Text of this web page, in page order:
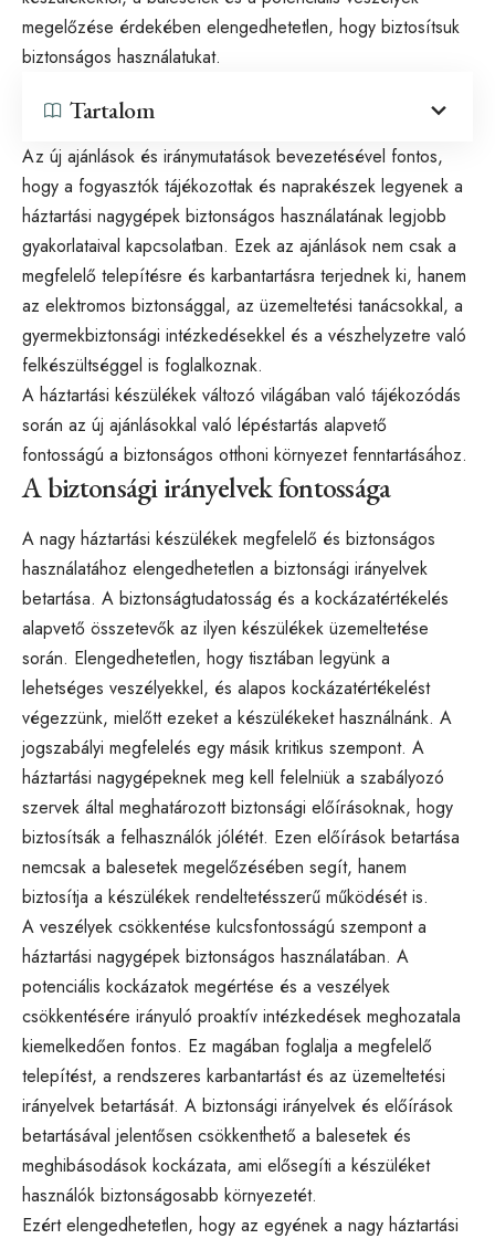
megelőzése érdekében elengedhetetlen, hogy biztosítsuk
biztonságos használatukat.
Tartalom
Az új ajánlások és iránymutatások bevezetésével fontos,
hogy a fogyasztók tájékozottak és naprakészek legyenek a
háztartási nagygépek biztonságos használatának legjobb
gyakorlataival kapcsolatban. Ezek az ajánlások nem csak a
megfelelő telepítésre és karbantartásra terjednek ki, hanem
az elektromos biztonsággal, az üzemeltetési tanácsokkal, a
gyermekbiztonsági intézkedésekkel és a vészhelyzetre való
felkészültséggel is foglalkoznak.
A háztartási készülékek változó világában való tájékozódás
során az új ajánlásokkal való lépéstartás alapvető
fontosságú a biztonságos otthoni környezet fenntartásához.
A biztonsági irányelvek fontossága
A nagy háztartási készülékek megfelelő és biztonságos
használatához elengedhetetlen a biztonsági irányelvek
betartása. A biztonságtudatosság és a kockázatértékelés
alapvető összetevők az ilyen készülékek üzemeltetése
során. Elengedhetetlen, hogy tisztában legyünk a
lehetséges veszélyekkel, és alapos kockázatértékelést
végezzünk, mielőtt ezeket a készülékeket használnánk. A
jogszabályi megfelelés egy másik kritikus szempont. A
háztartási nagygépeknek meg kell felelniük a szabályozó
szervek által meghatározott biztonsági előírásoknak, hogy
biztosítsák a felhasználók jólétét. Ezen előírások betartása
nemcsak a balesetek megelőzésében segít, hanem
biztosítja a készülékek rendeltetésszerű működését is.
A veszélyek csökkentése kulcsfontosságú szempont a
háztartási nagygépek biztonságos használatában. A
potenciális kockázatok megértése és a veszélyek
csökkentésére irányuló proaktív intézkedések meghozatala
kiemelkedően fontos. Ez magában foglalja a megfelelő
telepítést, a rendszeres karbantartást és az üzemeltetési
irányelvek betartását. A biztonsági irányelvek és előírások
betartásával jelentősen csökkenthető a balesetek és
meghibásodások kockázata, ami elősegíti a készüléket
használók biztonságosabb környezetét.
Ezért elengedhetetlen, hogy az egyének a nagy háztartási